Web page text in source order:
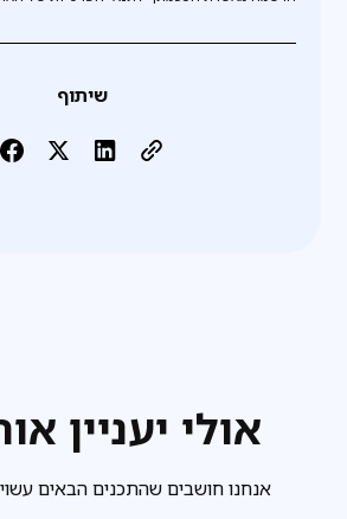
שיתוף
אולי יעניין
אנחנו חושבים שהתכנים הבאים